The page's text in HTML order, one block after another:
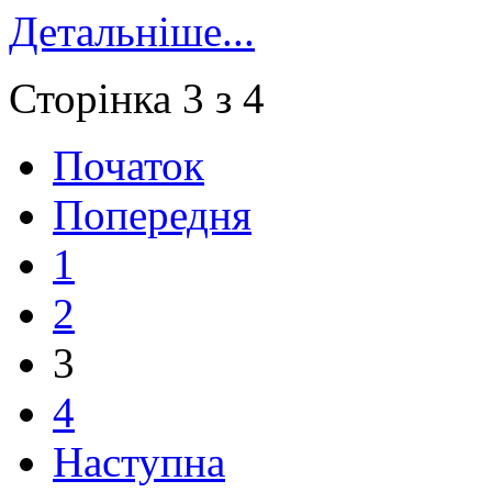
Детальніше...
Сторінка 3 з 4
Початок
Попередня
1
2
3
4
Наступна